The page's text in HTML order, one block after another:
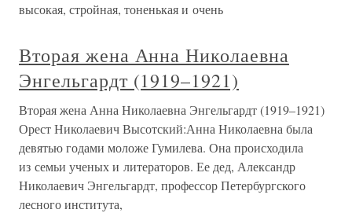
высокая, стройная, тоненькая и очень
Вторая жена Анна Николаевна
Энгельгардт (1919–1921)
Вторая жена Анна Николаевна Энгельгардт (1919–1921)
Орест Николаевич Высотский:Анна Николаевна была
девятью годами моложе Гумилева. Она происходила
из семьи ученых и литераторов. Ее дед, Александр
Николаевич Энгельгардт, профессор Петербургского
лесного института,